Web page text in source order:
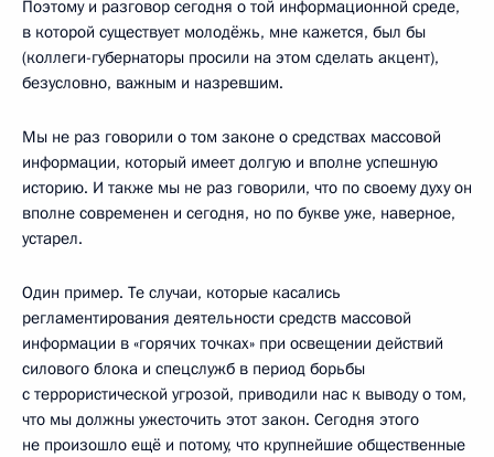
Поэтому и разговор сегодня о той информационной среде,
в которой существует молодёжь, мне кажется, был бы
(коллеги-губернаторы просили на этом сделать акцент),
безусловно, важным и назревшим.
Мы не раз говорили о том законе о средствах массовой
информации, который имеет долгую и вполне успешную
историю. И также мы не раз говорили, что по своему духу он
вполне современен и сегодня, но по букве уже, наверное,
устарел.
Один пример. Те случаи, которые касались
регламентирования деятельности средств массовой
информации в «горячих точках» при освещении действий
силового блока и спецслужб в период борьбы
с террористической угрозой, приводили нас к выводу о том,
что мы должны ужесточить этот закон. Сегодня этого
не произошло ещё и потому, что крупнейшие общественные